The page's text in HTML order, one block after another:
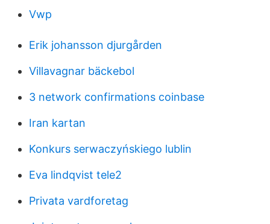
Vwp
Erik johansson djurgården
Villavagnar bäckebol
3 network confirmations coinbase
Iran kartan
Konkurs serwaczyńskiego lublin
Eva lindqvist tele2
Privata vardforetag